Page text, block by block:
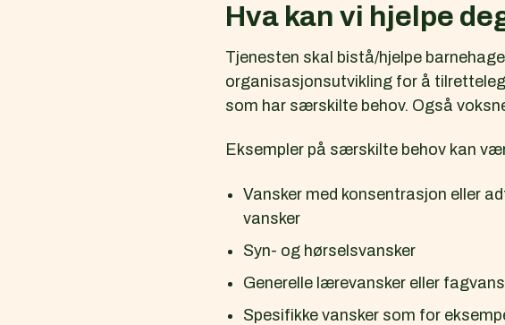
Hva kan vi hjelpe
Tjenesten skal bistå/hjelpe
organisasjonsutvikling for å
som har særskilte behov. Også
Eksempler på særskilte behov kan
Vansker med konsentrasjon eller
vansker
Syn- og hørselsvansker
Generelle lærevansker eller
Spesifikke vansker som for